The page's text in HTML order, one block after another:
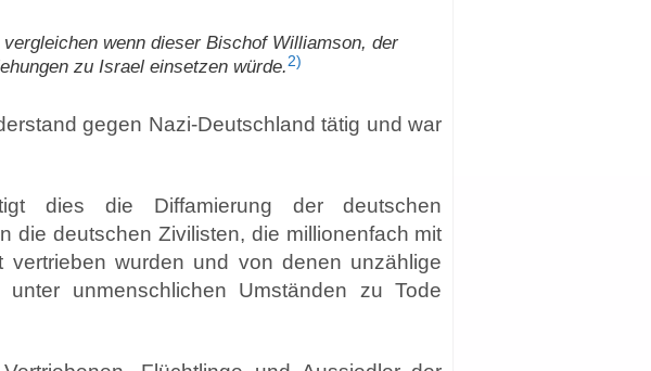
wenn dieser Bischof Williamson, der
zu Israel einsetzen würde.2)
gegen Nazi-Deutschland tätig und war
dies die Diffamierung der deutschen
die deutschen Zivilisten, die millionenfach mit
wurden und von denen unzählige
unmenschlichen Umständen zu Tode